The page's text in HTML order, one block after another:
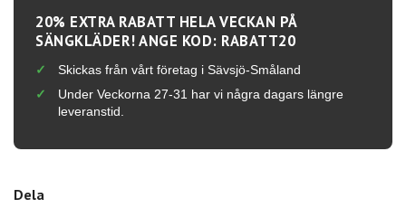
20% EXTRA RABATT HELA VECKAN PÅ
SÄNGKLÄDER! ANGE KOD: RABATT20
Skickas från vårt företag i Sävsjö-Småland
Under Veckorna 27-31 har vi några dagars längre
leveranstid.
Dela